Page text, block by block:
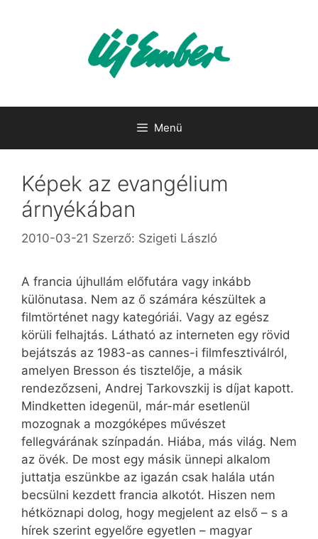
Menü
Képek az evangélium
árnyékában
2010-03-21 Szerző: Szigeti László
A francia újhullám előfutára vagy inkább
különutasa. Nem az ő számára készültek a
filmtörténet nagy kategóriái. Vagy az egész
körüli felhajtás. Látható az interneten egy rövid
bejátszás az 1983-as cannes-i filmfesztiválról,
amelyen Bresson és tisztelője, a másik
rendezőzseni, Andrej Tarkovszkij is díjat kapott.
Mindketten idegenül, már-már esetlenül
mozognak a mozgóképes művészet
fellegvárának színpadán. Hiába, más világ. Nem
az övék. De most egy másik ünnepi alkalom
juttatja eszünkbe az igazán csak halála után
becsülni kezdett francia alkotót. Hiszen nem
hétköznapi dolog, hogy megjelent az első – s a
hírek szerint egyelőre egyetlen – magyar